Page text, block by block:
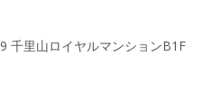
千里山ロイヤルマンションB1F